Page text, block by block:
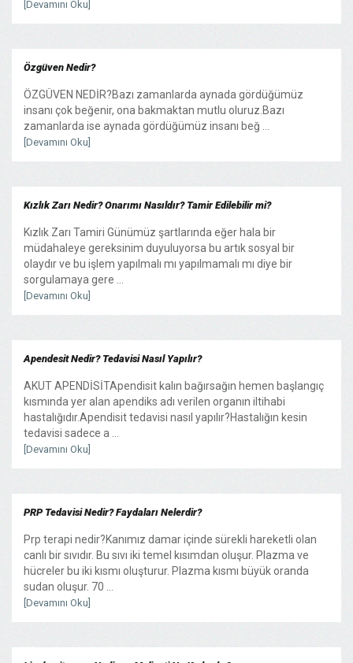
[Devamını Oku]
Özgüven Nedir?
ÖZGÜVEN NEDİR?Bazı zamanlarda aynada gördüğümüz
insanı çok beğenir, ona bakmaktan mutlu oluruz.Bazı
zamanlarda ise aynada gördüğümüz insanı beğ ...
[Devamını Oku]
Kızlık Zarı Nedir? Onarımı Nasıldır? Tamir Edilebilir mi?
Kızlık Zarı Tamiri Günümüz şartlarında eğer hala bir
müdahaleye gereksinim duyuluyorsa bu artık sosyal bir
olaydır ve bu işlem yapılmalı mı yapılmamalı mı diye bir
sorgulamaya gere ...
[Devamını Oku]
Apendesit Nedir? Tedavisi Nasıl Yapılır?
AKUT APENDİSİTApendisit kalın bağırsağın hemen başlangıç
kısmında yer alan apendiks adı verilen organın iltihabi
hastalığıdır.Apendisit tedavisi nasıl yapılır?Hastalığın kesin
tedavisi sadece a ...
[Devamını Oku]
PRP Tedavisi Nedir? Faydaları Nelerdir?
Prp terapi nedir?Kanımız damar içinde sürekli hareketli olan
canlı bir sıvıdır. Bu sıvı iki temel kısımdan oluşur. Plazma ve
hücreler bu iki kısmı oluşturur. Plazma kısmı büyük oranda
sudan oluşur. 70 ...
[Devamını Oku]